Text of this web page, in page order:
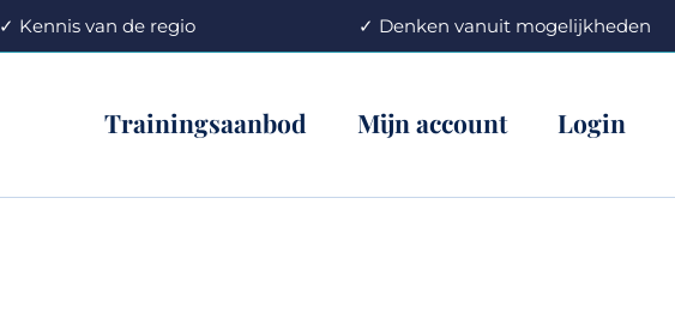
✓ Kennis van de regio ✓ Denken vanuit mogelijkheden
Trainingsaanbod Mijn account Login